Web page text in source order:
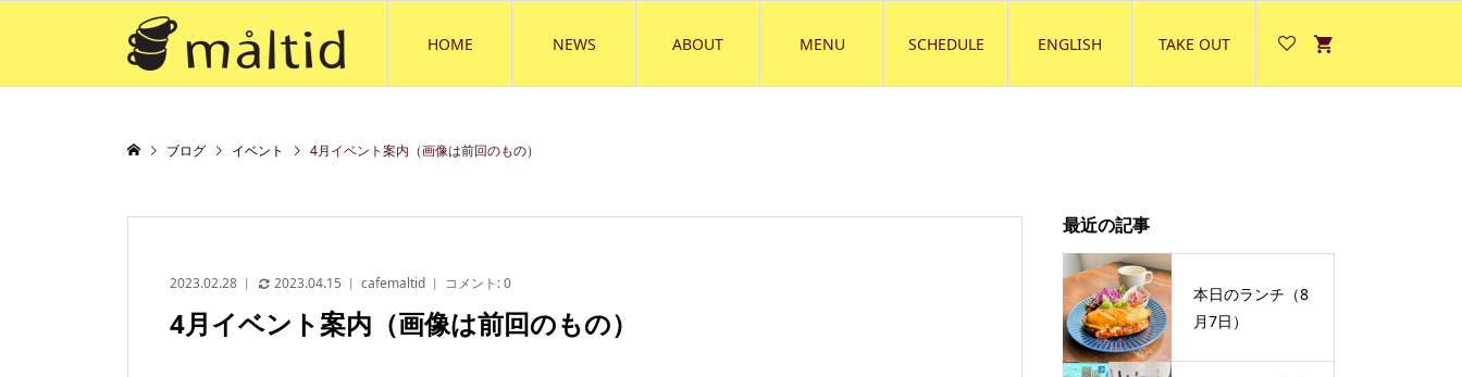
HOME NEWS ABOUT MENU SCHEDULE ENGLISH TAKE OUT
ブログ イベント 4月イベント案内（画像は前回のもの）
2023.02.28 2023.04.15 cafemaltid コメント:0
4月イベント案内（画像は前回のもの）
最近の記事
本日のランチ（8
月7日）